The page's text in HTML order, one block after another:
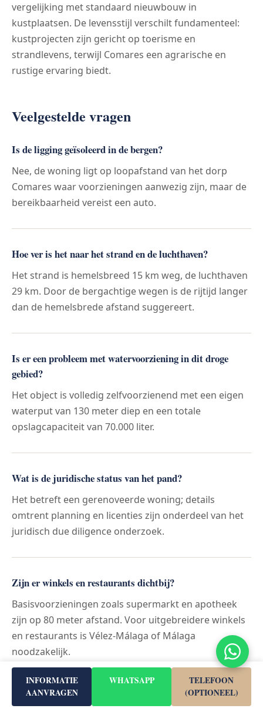
vergelijking met standaard nieuwbouw in
kustplaatsen. De levensstijl verschilt fundamenteel:
kustprojecten zijn gericht op toerisme en
strandlevens, terwijl Comares een agrarische en
rustige ervaring biedt.
Veelgestelde vragen
Is de ligging geïsoleerd in de bergen?
Nee, de woning ligt op loopafstand van het dorp
Comares waar voorzieningen aanwezig zijn, maar de
bereikbaarheid vereist een auto.
Hoe ver is het naar het strand en de luchthaven?
Het strand is hemelsbreed 15 km weg, de luchthaven
29 km. Door de bergachtige wegen is de rijtijd langer
dan de hemelsbrede afstand suggereert.
Is er een probleem met watervoorziening in dit droge
gebied?
Het object is volledig zelfvoorzienend met een eigen
waterput van 130 meter diep en een totale
opslagcapaciteit van 70.000 liter.
Wat is de juridische status van het pand?
Het betreft een gerenoveerde woning; details
omtrent planning en licenties zijn onderdeel van het
juridisch due diligence onderzoek.
Zijn er winkels en restaurants dichtbij?
Basisvoorzieningen zoals supermarkt en apotheek
zijn op 80 meter afstand. Voor uitgebreidere winkels
en restaurants is Vélez-Málaga of Málaga
noodzakelijk.
Wat zijn de bijkomende kosten?
INFORMATIE
AANVRAGEN
WHATSAPP
TELEFOON
(OPTIONEEL)